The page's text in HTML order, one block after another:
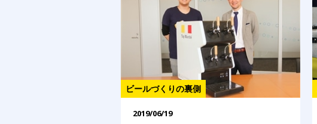
ビールづくりの裏側
2019/06/19